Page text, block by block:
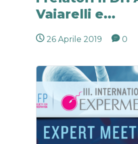
Vaiarelli e...
26 Aprile 2019 0